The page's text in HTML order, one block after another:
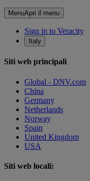
MenuApri il menu
Sign in to Veracity
Italy
Siti web principali
Global - DNV.com
China
Germany
Netherlands
Norway
Spain
United Kingdom
USA
Siti web locali: